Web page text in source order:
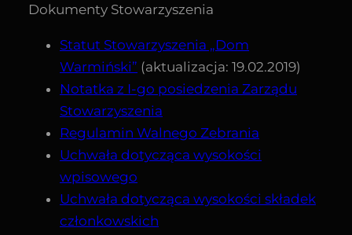
Dokumenty Stowarzyszenia
Statut Stowarzyszenia „Dom
Warmiński” (aktualizacja: 19.02.2019)
Notatka z I-go posiedzenia Zarządu
Stowarzyszenia
Regulamin Walnego Zebrania
Uchwała dotycząca wysokości
wpisowego
Uchwała dotycząca wysokości składek
członkowskich